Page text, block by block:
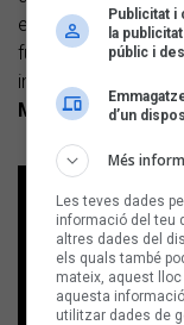
electrònica i
fusionen per
inclou una cançó
Marala.
Publicitat
la
públic i
d’un
Més
Les teves dades
informació del teu
altres dades del
els quals també
mateix, aquest
aquesta
utilitzar dades de